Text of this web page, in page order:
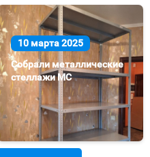
10 марта 2025
Собрали металлические
стеллажи МС